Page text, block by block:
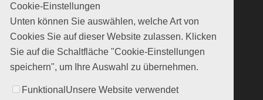
Cookie-Einstellungen
Unten können Sie auswählen, welche Art von
Cookies Sie auf dieser Website zulassen. Klicken
Sie auf die Schaltfläche "Cookie-Einstellungen
speichern", um Ihre Auswahl zu übernehmen.
Funktional Unsere Website verwendet